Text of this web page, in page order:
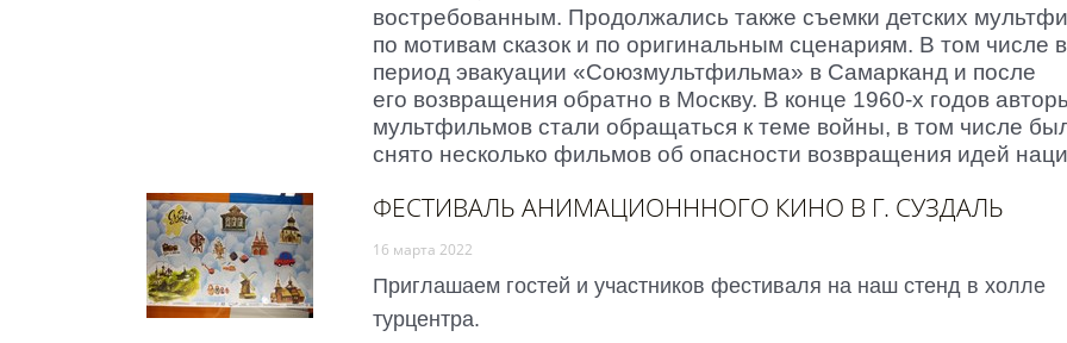
востребованным. Продолжались также съемки детских
по мотивам сказок и по оригинальным сценариям. В том числе в
период эвакуации «Союзмультфильма» в Самарканд и после
его возвращения обратно в Москву. В конце 1960-х годов
мультфильмов стали обращаться к теме войны, в том числе
снято несколько фильмов об опасности возвращения идей
ФЕСТИВАЛЬ АНИМАЦИОНННОГО КИНО В Г. СУЗДАЛЬ
16 марта 2022
Приглашаем гостей и участников фестиваля на наш стенд в холле
турцентра.